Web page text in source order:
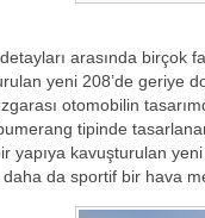
arasında birçok
yeni 208’de geriye
otomobilin
tipinde
yapıya kavuşturulan
daha da sportif bir hava